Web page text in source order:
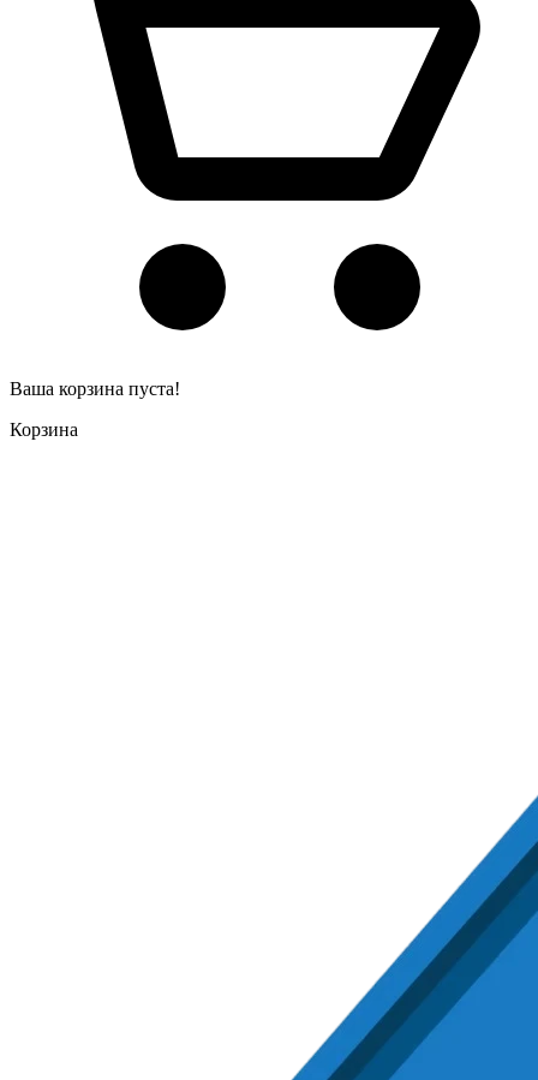
Ваша корзина пуста!
Корзина